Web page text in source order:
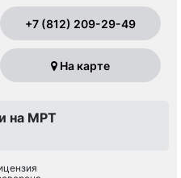
+7 (812) 209-29-49
На карте
на МРТ